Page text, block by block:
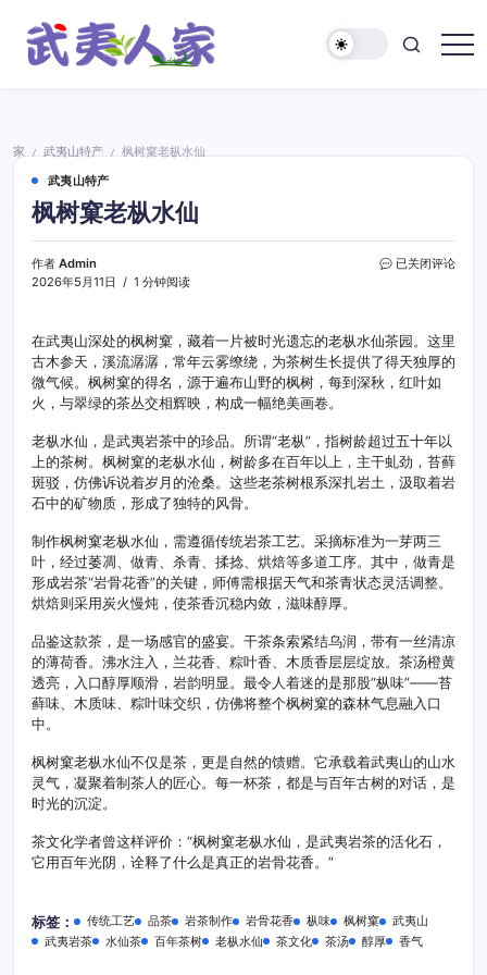
家
家 / 武夷山特产 /
枫树窠老枞水仙
武夷山特产
枫树窠老枞水仙
作者 Admin
2026年5月11日
1 分钟阅读
枫
枞
水
仙
已关闭评论
在武夷山深处的枫树窠，藏着一片被时光遗忘的老枞水仙茶园。这里
古木参天，溪流潺潺，常年云雾缭绕，为茶树生长提供了得天独厚的
微气候。枫树窠的得名，源于遍布山野的枫树，每到深秋，红叶如
火，与翠绿的茶丛交相辉映，构成一幅绝美画卷。
老枞水仙，是武夷岩茶中的珍品。所谓“老枞”，指树龄超过五十年以
上的茶树。枫树窠的老枞水仙，树龄多在百年以上，主干虬劲，苔藓
斑驳，仿佛诉说着岁月的沧桑。这些老茶树根系深扎岩土，汲取着岩
石中的矿物质，形成了独特的风骨。
制作枫树窠老枞水仙，需遵循传统岩茶工艺。采摘标准为一芽两三
叶，经过萎凋、做青、杀青、揉捻、烘焙等多道工序。其中，做青是
形成岩茶“岩骨花香”的关键，师傅需根据天气和茶青状态灵活调整。
烘焙则采用炭火慢炖，使茶香沉稳内敛，滋味醇厚。
品鉴这款茶，是一场感官的盛宴。干茶条索紧结乌润，带有一丝清凉
的薄荷香。沸水注入，兰花香、粽叶香、木质香层层绽放。茶汤橙黄
透亮，入口醇厚顺滑，岩韵明显。最令人着迷的是那股“枞味”——苔
藓味、木质味、粽叶味交织，仿佛将整个枫树窠的森林气息融入口
中。
枫树窠老枞水仙不仅是茶，更是自然的馈赠。它承载着武夷山的山水
灵气，凝聚着制茶人的匠心。每一杯茶，都是与百年古树的对话，是
时光的沉淀。
茶文化学者曾这样评价：“枫树窠老枞水仙，是武夷岩茶的活化石，
它用百年光阴，诠释了什么是真正的岩骨花香。”
标签： 传统工艺 品茶 岩茶制作 岩骨花香 枞味 枫树窠
武夷山
武夷岩茶
水仙茶 百年茶树 老枞水仙 茶文化 茶汤 醇厚 香气